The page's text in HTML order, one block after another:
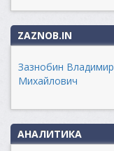
ZAZNOB.IN
Зазнобин Владимир
Михайлович
АНАЛИТИКА